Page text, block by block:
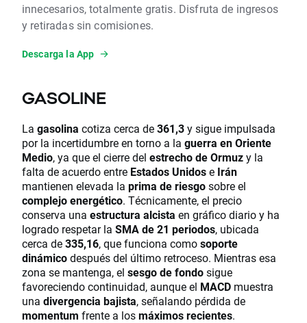
innecesarios, totalmente gratis. Disfruta de ingresos
y retiradas sin comisiones.
Descarga la App
GASOLINE
La gasolina cotiza cerca de361,3y sigue impulsada
por la incertidumbre en torno a la guerra en Oriente
Medio, ya que el cierre del estrecho de Ormuzy la
falta de acuerdo entre Estados Unidose Irán
mantienen elevada la prima de riesgosobre el
complejo energético. Técnicamente, el precio
conserva una estructura alcista en gráfico diario y ha
logrado respetar la SMA de 21 periodos, ubicada
cerca de335,16, que funciona comosoporte
dinámicodespués del último retroceso. Mientras esa
zona se mantenga, el sesgo de fondosigue
favoreciendo continuidad, aunque el MACD muestra
una divergencia bajista, señalando pérdida de
momentum frente a losmáximos recientes.